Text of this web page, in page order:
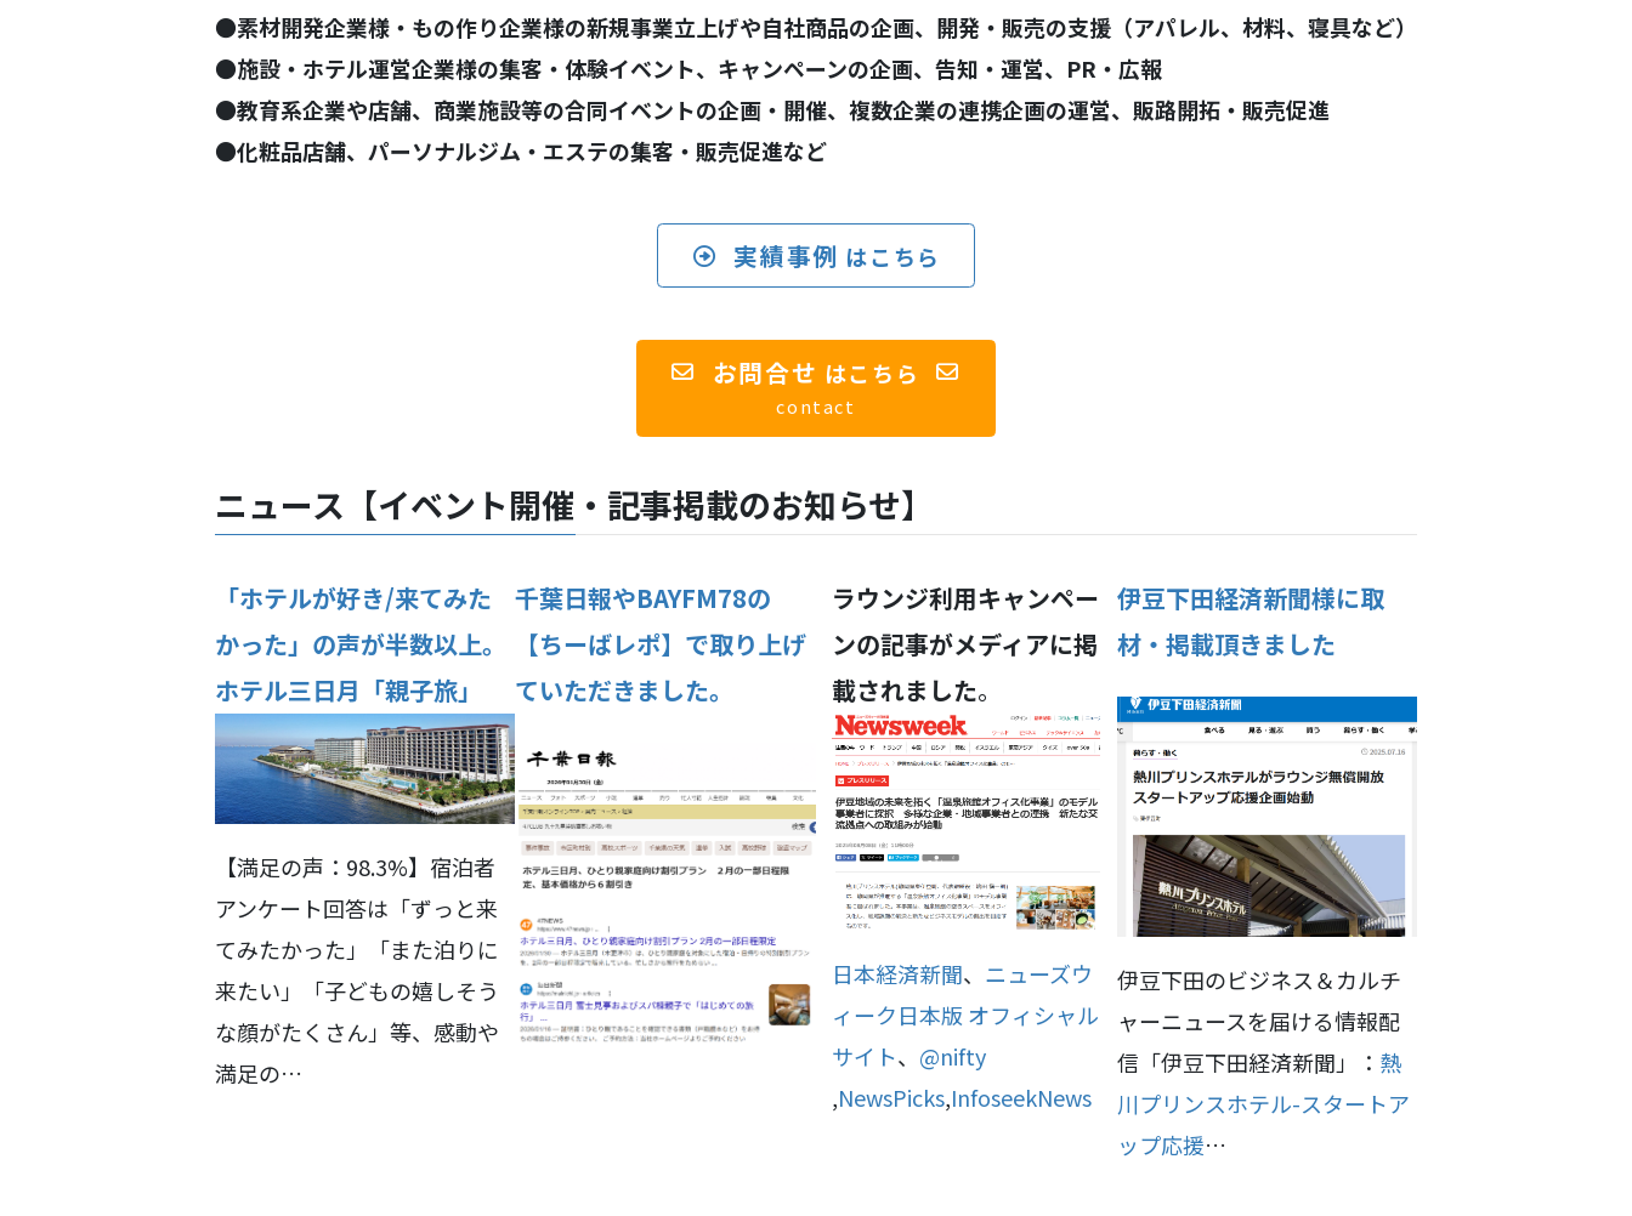
●素材開発企業様・もの作り企業様の新規事業立上げや自社商品の企画、開発・販売の支援（アパレル、材料、寝具など）
●施設・ホテル運営企業様の集客・体験イベント、キャンペーンの企画、告知・運営、PR・広報
●教育系企業や店舗、商業施設等の合同イベントの企画・開催、複数企業の連携企画の運営、販路開拓・販売促進
●化粧品店舗、パーソナルジム・エステの集客・販売促進など
実績事例 はこちら
お問合せ はこちら
contact
ニュース 【イベント開催・記事掲載のお知らせ】
「ホテルが好き/来てみた
かった」の声が半数以上。
ホテル三日月「親子旅」
【満足の声：98.3%】宿泊者
アンケート回答は「ずっと来
てみたかった」「また泊りに
来たい」「子どもの嬉しそう
な顔がたくさん」等、感動や
満足の…
千葉日報やBAYFM78の
【ちーばレポ】で取り上げ
ていただきました。
ラウンジ利用キャンペー
ンの記事がメディアに掲
載されました。
日本経済新聞、 ニューズウ
ィーク日本版 オフィシャル
サイト、 @nifty
,NewsPicks,InfoseekNews
伊豆下田経済新聞様に取
材・掲載頂きました
伊豆下田のビジネス＆カルチ
ャーニュースを届ける情報配
信「伊豆下田経済新聞」： 熱
川プリンスホテル-スタートア
ップ応援…